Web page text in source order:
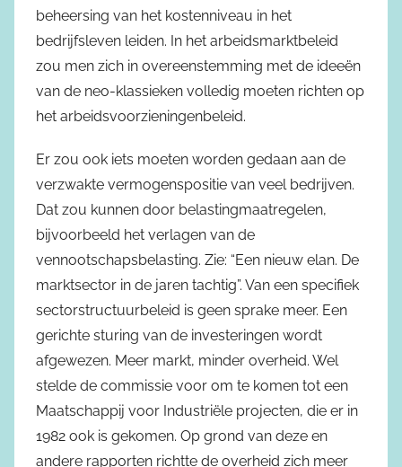
beheersing van het kostenniveau in het
bedrijfsleven leiden. In het arbeidsmarktbeleid
zou men zich in overeenstemming met de ideeën
van de neo-klassieken volledig moeten richten op
het arbeidsvoorzieningenbeleid.
Er zou ook iets moeten worden gedaan aan de
verzwakte vermogenspositie van veel bedrijven.
Dat zou kunnen door belastingmaatregelen,
bijvoorbeeld het verlagen van de
vennootschapsbelasting. Zie: “Een nieuw elan. De
marktsector in de jaren tachtig”. Van een specifiek
sectorstructuurbeleid is geen sprake meer. Een
gerichte sturing van de investeringen wordt
afgewezen. Meer markt, minder overheid. Wel
stelde de commissie voor om te komen tot een
Maatschappij voor Industriële projecten, die er in
1982 ook is gekomen. Op grond van deze en
andere rapporten richtte de overheid zich meer